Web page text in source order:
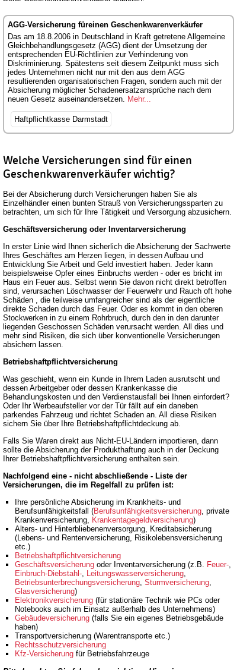
AGG-Versicherung füreinen Geschenkwarenverkäufer
Das am 18.8.2006 in Deutschland in Kraft getretene Allgemeine
Gleichbehandlungsgesetz (AGG) dient der Umsetzung der
entsprechenden EU-Richtlinien zur Verhinderung von
Diskriminierung. Spätestens seit diesem Zeitpunkt muss sich
jedes Unternehmen nicht nur mit den aus dem AGG
resultierenden organisatorischen Fragen, sondern auch mit der
Absicherung möglicher Schadenersatzansprüche nach dem
neuen Gesetz auseinandersetzen. Mehr...
Haftpflichtkasse Darmstadt
Welche Versicherungen sind für einen
Geschenkwarenverkäufer wichtig?
Bei der Absicherung durch Versicherungen haben Sie als
Einzelhändler einen bunten Strauß von Versicherungssparten zu
betrachten, um sich für Ihre Tätigkeit und Versorgung abzusichern.
Geschäftsversicherung oder Inventarversicherung
In erster Linie wird Ihnen sicherlich die Absicherung der Sachwerte
Ihres Geschäftes am Herzen liegen, in dessen Aufbau und
Entwicklung Sie Arbeit und Geld investiert haben. Jeder kann
beispielsweise Opfer eines Einbruchs werden - oder es bricht im
Haus ein Feuer aus. Selbst wenn Sie davon nicht direkt betroffen
sind, verursachen Löschwasser der Feuerwehr und Rauch oft hohe
Schäden , die teilweise umfangreicher sind als der eigentliche
direkte Schaden durch das Feuer. Oder es kommt in den oberen
Stockwerken in zu einem Rohrbruch, durch den in den darunter
liegenden Geschossen Schäden verursacht werden. All dies und
mehr sind Risiken, die sich über konventionelle Versicherungen
absichern lassen.
Betriebshaftpflichtversicherung
Was geschieht, wenn ein Kunde in Ihrem Laden ausrutscht und
dessen Arbeitgeber oder dessen Krankenkasse die
Behandlungskosten und den Verdienstausfall bei Ihnen einfordert?
Oder Ihr Werbeaufsteller vor der Tür fällt auf ein daneben
parkendes Fahrzeug und richtet Schaden an. All diese Risiken
sichern Sie über Ihre Betriebshaftpflichtdeckung ab.
Falls Sie Waren direkt aus Nicht-EU-Ländern importieren, dann
sollte die Absicherung der Produkthaftung auch in der Deckung
Ihrer Betriebshaftpflichtversicherung enthalten sein.
Nachfolgend eine - nicht abschließende - Liste der
Versicherungen, die im Regelfall zu prüfen ist:
Ihre persönliche Absicherung im Krankheits- und
Berufsunfähigkeitsfall (Berufsunfähigkeitsversicherung, private
Krankenversicherung, Krankentagegeldversicherung)
Alters- und Hinterbliebenenversorgung, Kreditabsicherung
(Lebens- und Rentenversicherung, Risikolebensversicherung
etc.)
Betriebshaftpflichtversicherung
Geschäftsversicherung oder Inventarversicherung (z.B. Feuer-,
Einbruch-Diebstahl-, Leitungswasserversicherung,
Betriebsunterbrechungsversicherung, Sturmversicherung,
Glasversicherung)
Elektronikversicherung (für stationäre Technik wie PCs oder
Notebooks auch im Einsatz außerhalb des Unternehmens)
Gebäudeversicherung (falls Sie ein eigenes Betriebsgebäude
haben)
Transportversicherung (Warentransporte etc.)
Rechtsschutzversicherung
Kfz-Versicherung für Betriebsfahrzeuge